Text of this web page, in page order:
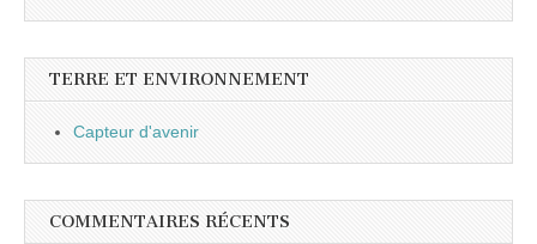
TERRE ET ENVIRONNEMENT
Capteur d'avenir
COMMENTAIRES RÉCENTS